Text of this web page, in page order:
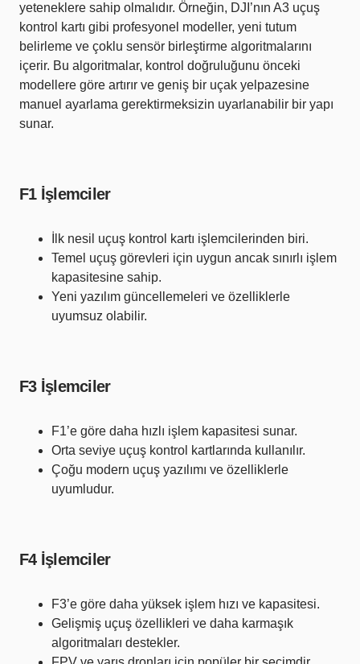
yeteneklere sahip olmalıdır. Örneğin, DJI’nın A3 uçuş
kontrol kartı gibi profesyonel modeller, yeni tutum
belirleme ve çoklu sensör birleştirme algoritmalarını
içerir. Bu algoritmalar, kontrol doğruluğunu önceki
modellere göre artırır ve geniş bir uçak yelpazesine
manuel ayarlama gerektirmeksizin uyarlanabilir bir yapı
sunar​​.
F1 İşlemciler
İlk nesil uçuş kontrol kartı işlemcilerinden biri.
Temel uçuş görevleri için uygun ancak sınırlı işlem
kapasitesine sahip.
Yeni yazılım güncellemeleri ve özelliklerle
uyumsuz olabilir.
F3 İşlemciler
F1’e göre daha hızlı işlem kapasitesi sunar.
Orta seviye uçuş kontrol kartlarında kullanılır.
Çoğu modern uçuş yazılımı ve özelliklerle
uyumludur.
F4 İşlemciler
F3’e göre daha yüksek işlem hızı ve kapasitesi.
Gelişmiş uçuş özellikleri ve daha karmaşık
algoritmaları destekler.